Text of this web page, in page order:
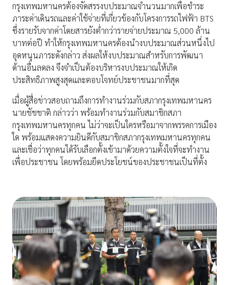
กรุงเทพมหานครต้องจัดสรรงบประมาณจำนวนมากเพื่อชำระ
ภาระค่าเดินรถและค่าใช้จ่ายที่เกี่ยวข้องกับโครงการรถไฟฟ้า BTS
ซึ่งรายรับจากค่าโดยสารยังต่ำกว่ารายจ่ายประมาณ 5,000 ล้าน
บาทต่อปี ทำให้กรุงเทพมหานครต้องนำงบประมาณส่วนหนึ่งไป
อุดหนุนภาระดังกล่าว ส่งผลให้งบประมาณสำหรับการพัฒนา
ด้านอื่นลดลง จึงจำเป็นต้องบริหารงบประมาณให้เกิด
ประสิทธิภาพสูงสุดและตอบโจทย์ประชาชนมากที่สุด
เมื่อผู้สื่อข่าวสอบถามถึงการทำงานร่วมกับสภากรุงเทพมหานคร
นายชัชชาติ กล่าวว่า พร้อมทำงานร่วมกับสมาชิกสภา
กรุงเทพมหานครทุกคน ไม่ว่าจะเป็นใครหรือมาจากพรรคการเมือง
ใด พร้อมแสดงความยินดีกับสมาชิกสภากรุงเทพมหานครทุกคน
และเชื่อว่าทุกคนได้รับเลือกตั้งเข้ามาด้วยความตั้งใจที่จะทำงาน
เพื่อประชาชน โดยพร้อมยึดประโยชน์ของประชาชนเป็นที่ตั้ง